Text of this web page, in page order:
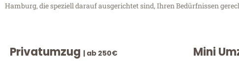
Hamburg, die speziell darauf ausgerichtet sind, Ihren Bedürfnissen
Privatumzug | ab 250€ Mini